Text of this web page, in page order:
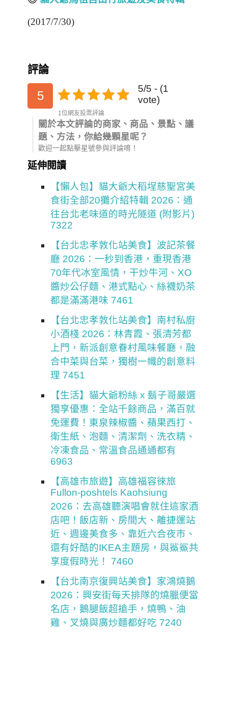
(2017/7/30)
評論
5
5/5 - (1
vote)
1位網友投票評論
關於本文評論的商家、商品、景點、議
題、方法，你給幾顆星呢？
歡迎一起點擊星號參與評論唷！
延伸閱讀
【懶人包】貓大爺大稻埕慈聖宮美
食街全部20攤介紹特輯 2026：通
往台北老味道的時光隧道 (附影片)
7322
【台北忠孝敦化站美食】波記茶餐
廳 2026：一秒到香港，重現香港
70年代冰室風情，干炒牛河、XO
醬炒公仔麵、港式點心、絲襪奶茶
都是滿滿港味 7461
【台北忠孝敦化站美食】南村私廚
小酒棧 2026：林青霞、張清芳都
上門，新派創意眷村風味餐廳，融
合中菜與台菜，獨樹一幟的創意料
理 7451
【生活】貓大爺粉絲 x 鬍子哥嚴選
獨享優惠：全站千餘商品，滿百就
免運費！東泉辣椒醬、蘋果西打、
衛生紙、泡麵、清潔劑、洗衣精、
冷凍食品、常溫食品通通都有
6963
【高雄市旅遊】高雄福容徠旅
Fullon-poshtels Kaohsiung
2026：去高雄聽演唱會就住這家酒
店吧！飯店新、房間大、離捷運站
近、週邊美食多、靠近六合夜市、
還有好酷的IKEA主題房，與鯊鯊共
享度假時光！ 7460
【台北南京復興站美食】家鴻燒鵝
2026：興安街每天排隊的燒臘便當
名店，鵝腿飯超搶手，燒鴨、油
雞、叉燒與廣炒麵都好吃 7240